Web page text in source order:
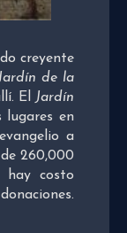
creyente
de la
El Jardín
lugares en
a
260,000
hay costo